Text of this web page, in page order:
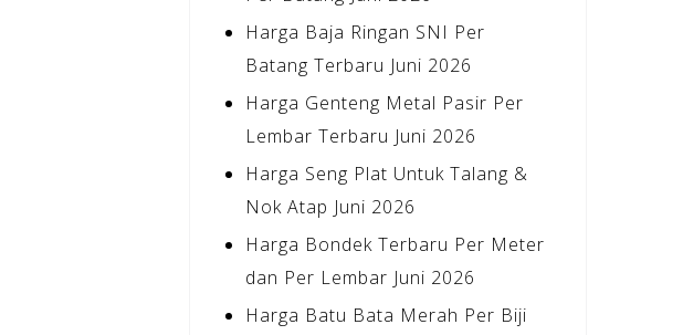
Harga Baja Ringan SNI Per
Batang Terbaru Juni 2026
Harga Genteng Metal Pasir Per
Lembar Terbaru Juni 2026
Harga Seng Plat Untuk Talang &
Nok Atap Juni 2026
Harga Bondek Terbaru Per Meter
dan Per Lembar Juni 2026
Harga Batu Bata Merah Per Biji